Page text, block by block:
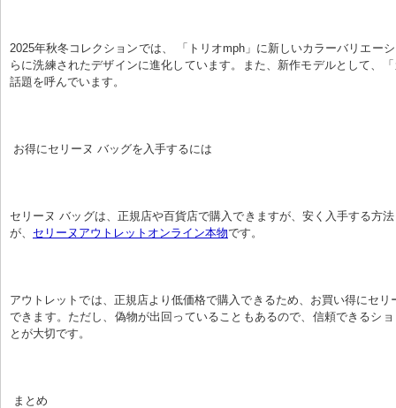
2025年秋冬コレクションでは、 「トリオmph」に新しいカラーバリエー
らに洗練されたデザインに進化しています。また、新作モデルとして、
話題を呼んでいます。
お得にセリーヌ バッグを入手するには
セリーヌ バッグは、正規店や百貨店で購入できますが、安く入手する方
が、 セリーヌアウトレットオンライン本物です。
アウトレットでは、正規店より低価格で購入できるため、お買い得にセリ
できます。ただし、偽物が出回っていることもあるので、信頼できるシ
とが大切です。
まとめ